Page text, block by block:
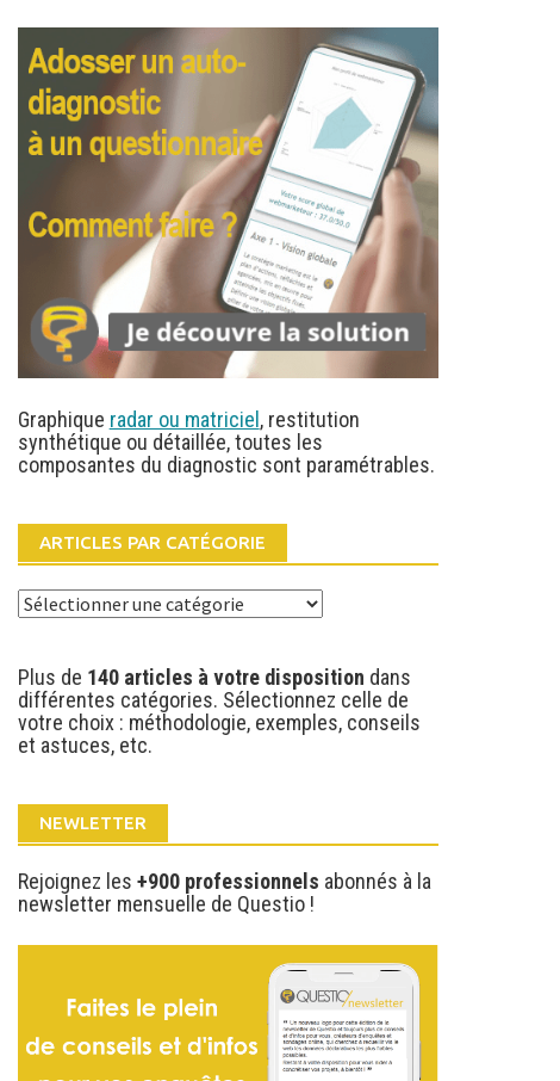
Graphique radar ou matriciel , restitution
synthétique ou détaillée, toutes les
composantes du diagnostic sont paramétrables.
ARTICLES PAR CATÉGORIE
Articles
Plus de 140 articles à votre disposition dans
différentes catégories. Sélectionnez celle de
votre choix : méthodologie, exemples, conseils
et astuces, etc.
NEWLETTER
Rejoignez les +900 professionnels abonnés à la
newsletter mensuelle de Questio !